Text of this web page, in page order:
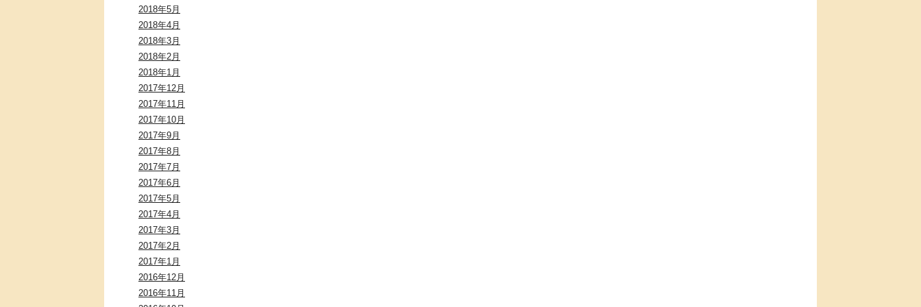
2018年5月
2018年4月
2018年3月
2018年2月
2018年1月
2017年12月
2017年11月
2017年10月
2017年9月
2017年8月
2017年7月
2017年6月
2017年5月
2017年4月
2017年3月
2017年2月
2017年1月
2016年12月
2016年11月